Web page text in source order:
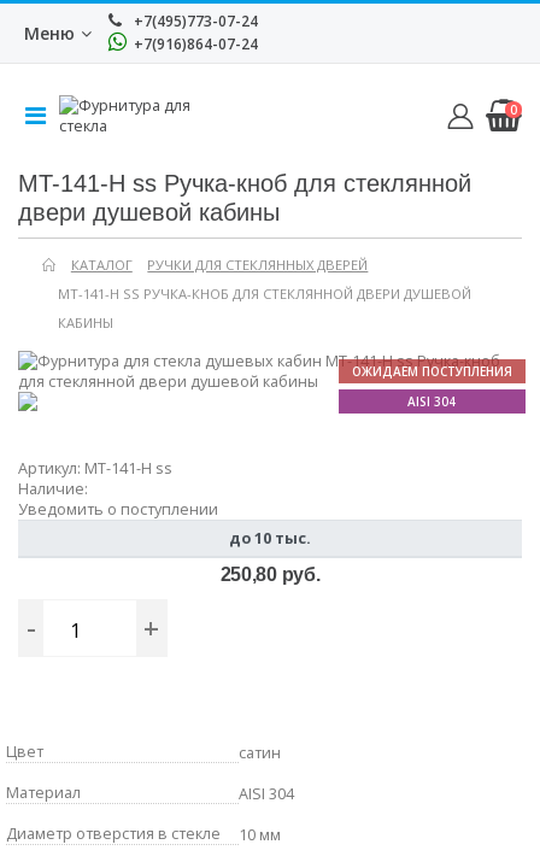
Меню
+7(495)773-07-24
+7(916)864-07-24
0
MT-141-H ss Ручка-кноб для стеклянной
двери душевой кабины
КАТАЛОГ
РУЧКИ ДЛЯ СТЕКЛЯННЫХ ДВЕРЕЙ
MT-141-H SS РУЧКА-КНОБ ДЛЯ СТЕКЛЯННОЙ ДВЕРИ ДУШЕВОЙ
КАБИНЫ
ОЖИДАЕМ ПОСТУПЛЕНИЯ
AISI 304
Артикул: MT-141-H ss
Наличие:
Уведомить о поступлении
до 10 тыс.
250,80 руб.
- +
Цвет
сатин
Материал
AISI 304
Диаметр отверстия в стекле
10 мм